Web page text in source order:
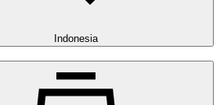
Indonesia